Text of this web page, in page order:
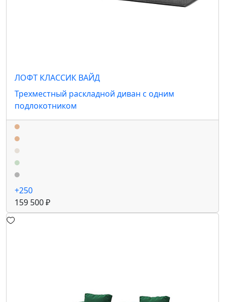
ЛОФТ КЛАССИК ВАЙД
Трехместный раскладной диван с одним
подлокотником
+250
159 500 ₽